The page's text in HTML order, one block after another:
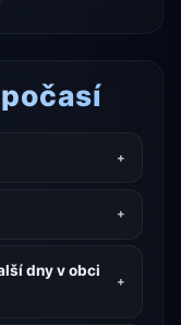
dny v obci